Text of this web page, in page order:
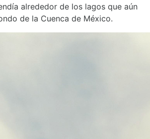
alrededor de los lagos que aún
de la Cuenca de México.